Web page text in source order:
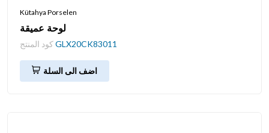
Kütahya Porselen
لوحة عميقة
GLX20CK83011
اضف الى السلة